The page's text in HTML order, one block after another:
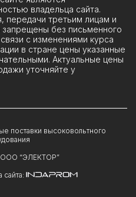
владельца сайта.
передачи третьим лицам и
запрещены без письменного
с изменениями курса
в стране цены указанные
Актуальные цены
уточняйте у
“ЭЛЕКТОР”
поставки высоковольтного
сайта: